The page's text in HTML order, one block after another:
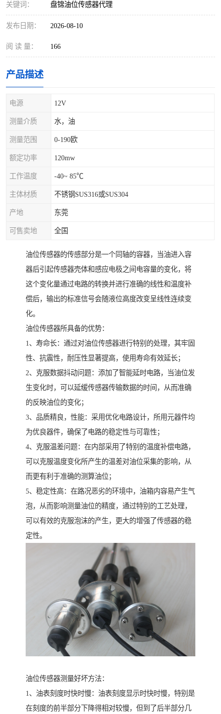
关键词： 盘锦油位传感器代理
发布日期： 2026-08-10
阅 读 量： 166
产品描述
电源 12V
测量介质 水，油
测量范围 0-190欧
额定功率 120mw
工作温度 -40~ 85℃
主体材质 不锈钢SUS316或SUS304
产地 东莞
可售卖地 全国
油位传感器的传感部分是一个同轴的容器，当油进入容
器后引起传感器壳体和感应电极之间电容量的变化，将
这个变化量通过电路的转换并进行准确的线性和温度补
偿后，输出的标准信号会随液位高度改变呈线性连续变
化。
油位传感器所具备的优势：
1、寿命长：通过对油位传感器进行特别的处理，其牢固
性、抗震性，耐压性显著提高，使用寿命有效延长；
2、克服数据抖动问题：添加了智能延时电路，当油位发
生变化时，可以延缓传感器传输数据的时间，从而准确
的反映油位的变化；
3、品质精良，性能：采用优化电路设计，所用元器件均
为优良器件，确保了电路的稳定性与可靠性；
4、克服温差问题：在内部采用了特别的温度补偿电路，
可以克服温度变化所产生的温差对油位采集的影响，从
而更有利于准确的测算油位；
5、稳定性高：在路况恶劣的环境中，油箱内容易产生气
泡，从而影响测量油位的精度，通过特别的工艺处理，
可以有效的克服泡沫的产生，更大的增强了传感器的稳
定性。
油位传感器测量好坏方法：
1、油表刻度时快时慢：油表刻度显示时快时慢，特别是
在刻度的前半部分下降得相对较慢，但到了后半部分几